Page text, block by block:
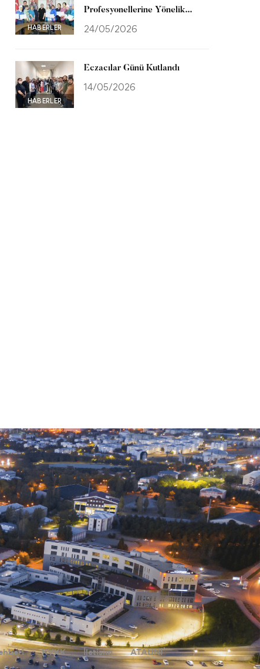
HABERLER
Profesyonellerine Yönelik
Uluslararası Eğitim Programı
24/05/2026
HABERLER
Eczacılar Günü Kutlandı
14/05/2026
KVKK İletişim ATAUNİ